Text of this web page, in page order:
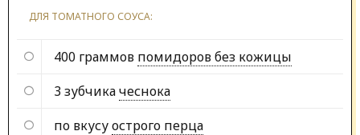
ДЛЯ ТОМАТНОГО СОУСА:
400 граммов помидоров без кожицы
3 зубчикачеснока
по вкусуострого перца